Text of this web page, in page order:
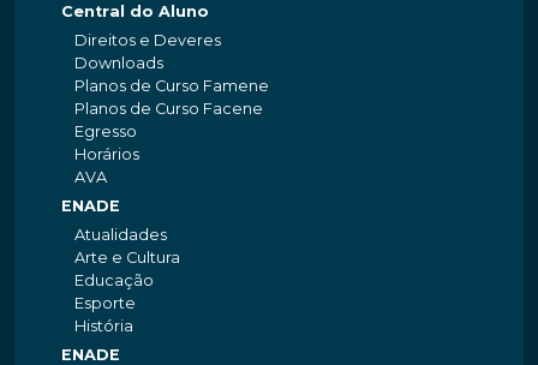
Central do Aluno
Direitos e Deveres
Downloads
Planos de Curso Famene
Planos de Curso Facene
Egresso
Horários
AVA
ENADE
Atualidades
Arte e Cultura
Educação
Esporte
História
ENADE